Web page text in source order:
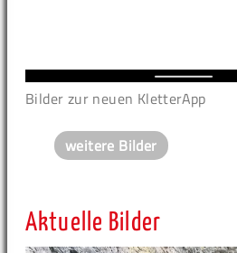
Bilder zur neuen KletterApp
weitere Bilder
Aktuelle Bilder